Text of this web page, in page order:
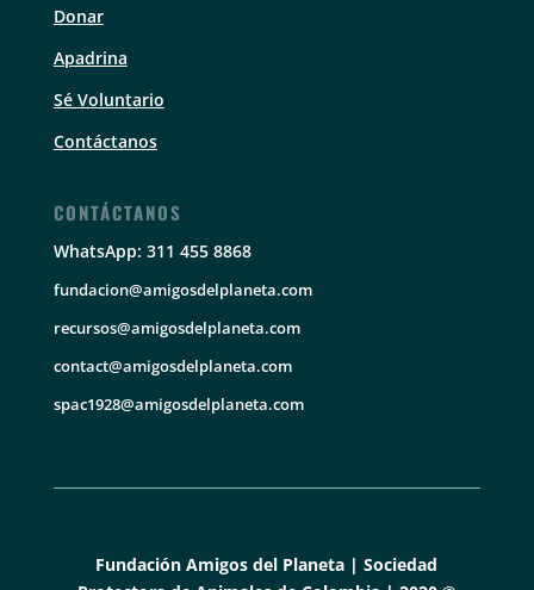
Donar
Apadrina
Sé Voluntario
Contáctanos
CONTÁCTANOS
WhatsApp: 311 455 8868
fundacion@amigosdelplaneta.com
recursos@amigosdelplaneta.com
contact@amigosdelplaneta.com
spac1928@amigosdelplaneta.com
Fundación Amigos del Planeta | Sociedad